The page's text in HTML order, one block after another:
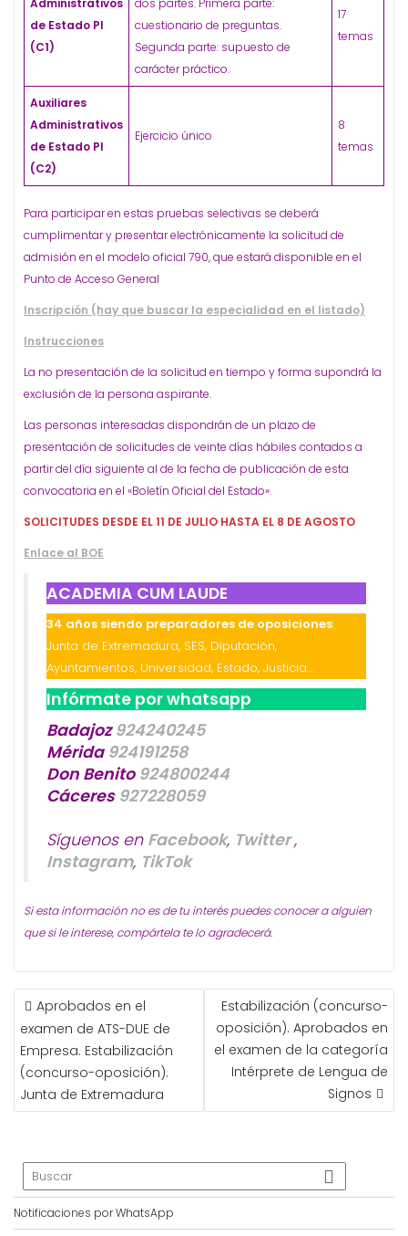
Administrativos
de Estado PI
(C1)
dos partes. Primera parte:
cuestionario de preguntas.
Segunda parte: supuesto de
carácter práctico.
17
temas
Auxiliares
Administrativos
de Estado PI
(C2)
Ejercicio único
8
temas
Para participar en estas pruebas selectivas se deberá
cumplimentar y presentar electrónicamente la solicitud de
admisión en el modelo oficial 790, que estará disponible en el
Punto de Acceso General
Inscripción (hay que buscar la especialidad en el listado)
Instrucciones
La no presentación de la solicitud en tiempo y forma supondrá la
exclusión de la persona aspirante.
Las personas interesadas dispondrán de un plazo de
presentación de solicitudes de veinte días hábiles contados a
partir del día siguiente al de la fecha de publicación de esta
convocatoria en el «Boletín Oficial del Estado».
SOLICITUDES DESDE EL 11 DE JULIO HASTA EL 8 DE AGOSTO
Enlace al BOE
ACADEMIA CUM LAUDE
34 años siendo preparadores de oposiciones:
Junta de Extremadura, SES, Diputación,
Ayuntamientos, Universidad, Estado, Justicia…
Infórmate por whatsapp
Badajoz924240245
Mérida 924191258
Don Benito 924800244
Cáceres 927228059
Síguenos en Facebook, Twitter,
Instagram, TikTok
Si esta información no es de tu interés puedes conocer a alguien
que si le interese, compártela te lo agradecerá.
NAVEGACIÓN
DE
ENTRADAS
Aprobados en el
examen de ATS-DUE de
Empresa. Estabilización
(concurso-oposición).
Junta de Extremadura
Estabilización (concurso-
oposición). Aprobados en
el examen de la categoría
Intérprete de Lengua de
Signos
Notificaciones por WhatsApp